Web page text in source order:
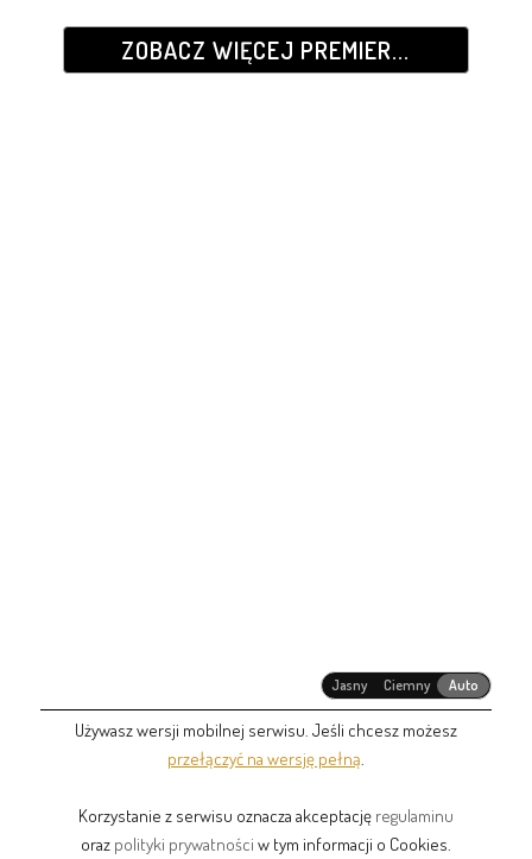
ZOBACZ WIĘCEJ PREMIER...
Jasny Ciemny Auto
Używasz wersji mobilnej serwisu. Jeśli chcesz możesz
przełączyć na wersję pełną
Korzystanie z serwisu oznacza akceptację regulaminu
oraz polityki prywatności w tym informacji o Cookies.